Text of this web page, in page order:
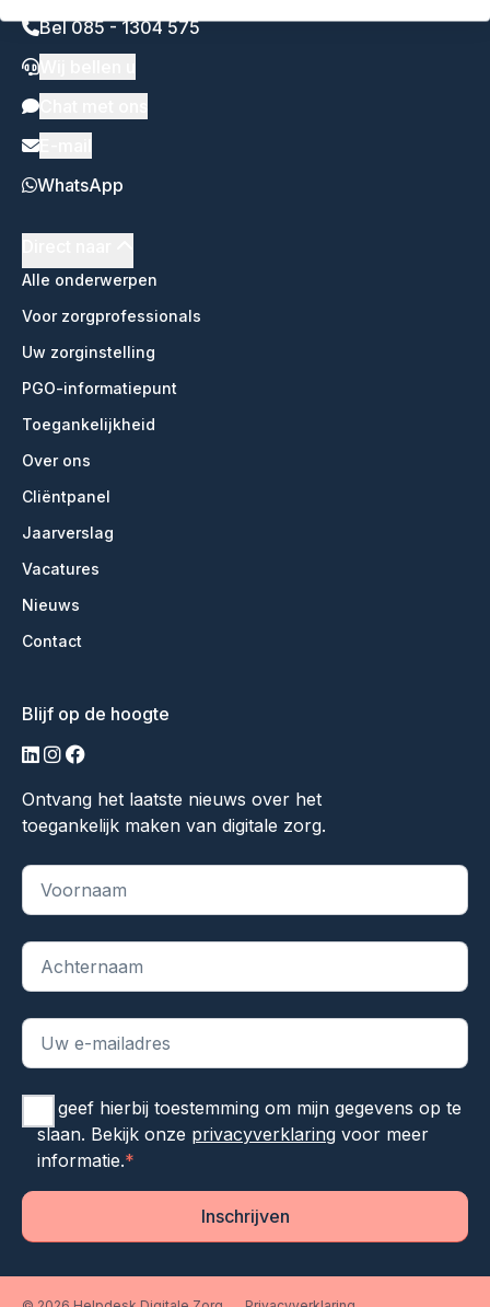
Bel 085 - 1304 575
WhatsApp
Alle onderwerpen
Voor zorgprofessionals
Uw zorginstelling
PGO-informatiepunt
Toegankelijkheid
Over ons
Cliëntpanel
Jaarverslag
Vacatures
Nieuws
Contact
Blijf op de hoogte
linkedin
instagram
facebook
Ontvang het laatste nieuws over het
toegankelijk maken van digitale zorg.
"*" geeft vereiste velden aan
Ik geef hierbij toestemming om mijn gegevens op te
slaan. Bekijk onze privacyverklaringvoor meer
informatie.*
Inschrijven